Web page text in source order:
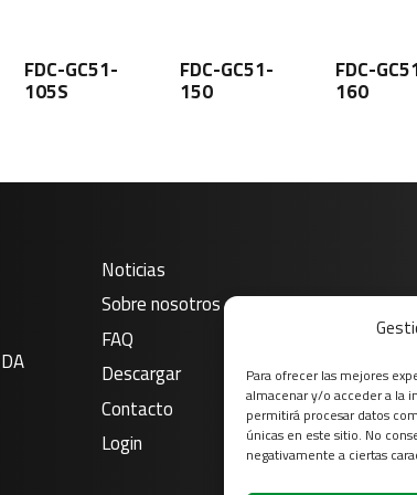
Para ofrecer las mejores
almacenar y/o acceder a la
permitirá procesar datos
únicas en este sitio. No
negativamente a ciertas
FDC-GC51-
105S
FDC-GC51-
150
FDC-
160
Noticias
Sobre nosotros
FAQ
Descargar
Contacto
Login